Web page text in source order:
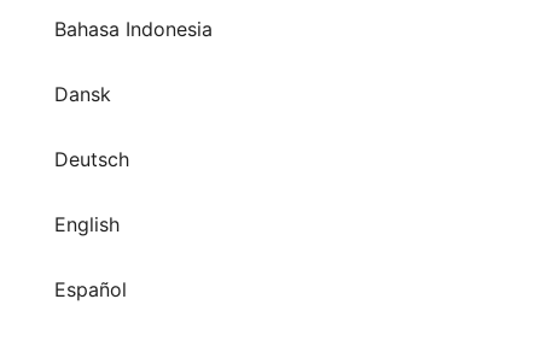
Bahasa Indonesia
Dansk
Deutsch
English
Español